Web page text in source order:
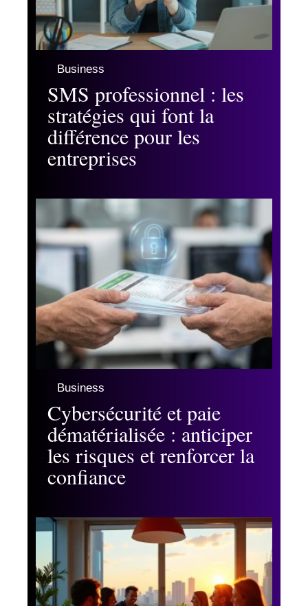
Business
SMS professionnel : les
stratégies qui font la
différence pour les
entreprises
Business
Cybersécurité et paie
dématérialisée : anticiper
les risques et renforcer la
confiance